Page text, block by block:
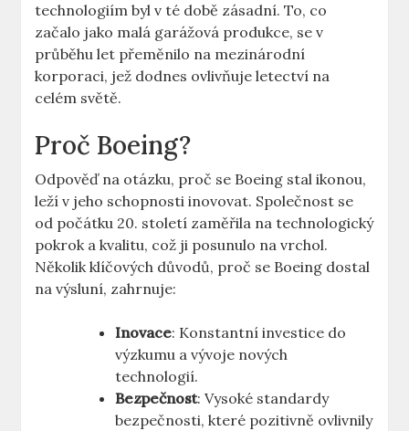
⁢technologiím byl ⁤v ⁣té ⁢době​ zásadní. ⁢To, ⁢co
začalo jako⁣ malá garážová produkce, se v
průběhu let přeměnilo na⁢ mezinárodní
korporaci, jež dodnes ovlivňuje letectví na
celém světě.
Proč Boeing?
Odpověď na ‌otázku, proč se Boeing stal ikonou,⁣
leží v jeho schopnosti⁤ inovovat.‍ Společnost⁤ se‍
od počátku 20. století ⁣zaměřila na technologický
pokrok a kvalitu, což ji​ posunulo na vrchol.
Několik klíčových důvodů, proč se Boeing ‌dostal
na​ výsluní, zahrnuje:
Inovace: Konstantní​ investice ⁣do
výzkumu a vývoje ⁤nových‌
technologií.
Bezpečnost: Vysoké‍ standardy
bezpečnosti, ⁢které pozitivně ovlivnily